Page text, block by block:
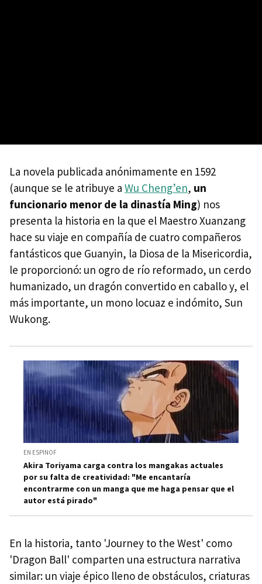
La novela publicada anónimamente en 1592
(aunque se le atribuye a Wu Cheng’en, ​​un
funcionario menor de la dinastía Ming) nos
presenta la historia en la que el Maestro Xuanzang
hace su viaje en compañía de cuatro compañeros
fantásticos que Guanyin, la Diosa de la Misericordia,
le proporcionó: un ogro de río reformado, un cerdo
humanizado, un dragón convertido en caballo y, el
más importante, un mono locuaz e indómito, Sun
Wukong.
EN ESPINOF
Akira Toriyama carga contra los mangakas actuales
por su falta de creatividad: "Me encantaría
encontrarme con un manga que me haga pensar que el
autor está pirado"
En la historia, tanto 'Journey to the West' como
'Dragon Ball' comparten una estructura narrativa
similar: un viaje épico lleno de obstáculos, criaturas